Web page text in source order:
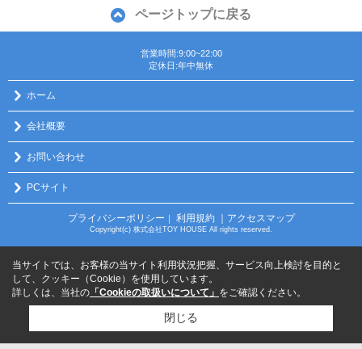
ページトップに戻る
営業時間:9:00~22:00
定休日:年中無休
ホーム
会社概要
お問い合わせ
PCサイト
プライバシーポリシー ｜ 利用規約 ｜アクセスマップ
Copyright(c) 株式会社TOY HOUSE All rights reserved.
当サイトでは、お客様の当サイト利用状況把握、サービス向上検討を目的と
して、クッキー（Cookie）を使用しています。
詳しくは、当社の 「Cookieの取扱いについて」 をご確認ください。
閉じる